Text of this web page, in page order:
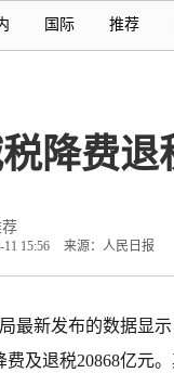
国际 推荐
降费退
11 15:56 来源：人民日报
最新发布的数据显示
及退税20868亿元